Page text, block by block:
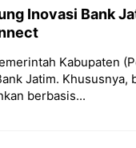
Inovasi Bank
Kabupaten
Jatim. Khususnya,
berbasis...